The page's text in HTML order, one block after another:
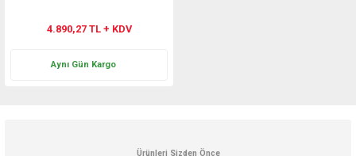
4.890,27 TL + KDV
Aynı Gün Kargo
Ürünleri Sizden Önce